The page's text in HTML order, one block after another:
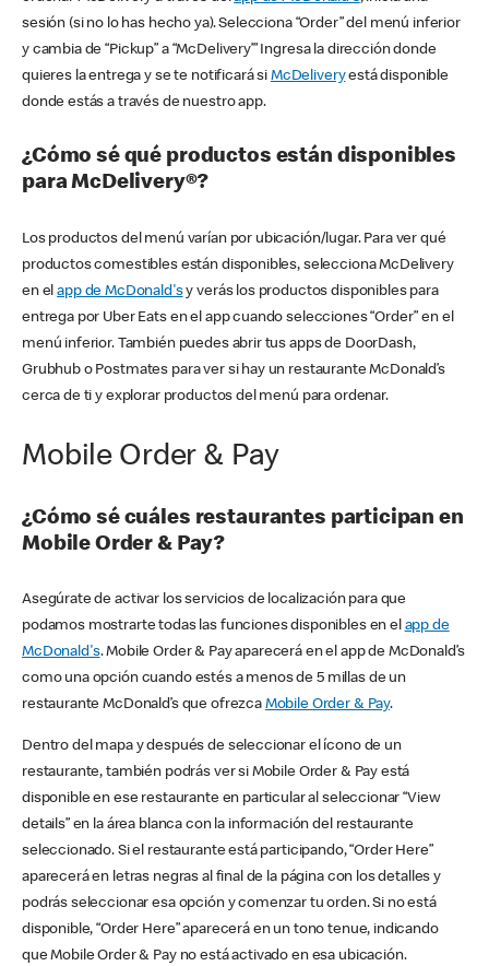
sesión (si no lo has hecho ya). Selecciona “Order” del menú inferior
y cambia de “Pickup” a “McDelivery’” Ingresa la dirección donde
quieres la entrega y se te notificará si McDeliveryestá disponible
donde estás a través de nuestro app.
¿Cómo sé qué productos están disponibles
para McDelivery®?
Los productos del menú varían por ubicación/lugar. Para ver qué
productos comestibles están disponibles, selecciona McDelivery
en elapp de McDonald'sy verás los productos disponibles para
entrega por Uber Eats en el app cuando selecciones “Order” en el
menú inferior. También puedes abrir tus apps de DoorDash,
Grubhub o Postmates para ver si hay un restaurante McDonald’s
cerca de ti y explorar productos del menú para ordenar.
Mobile Order & Pay
¿Cómo sé cuáles restaurantes participan en
Mobile Order & Pay?
Asegúrate de activar los servicios de localización para que
podamos mostrarte todas las funciones disponibles en el app de
McDonald's. Mobile Order & Pay aparecerá en el app de McDonald’s
como una opción cuando estés a menos de 5 millas de un
restaurante McDonald’s que ofrezca Mobile Order & Pay.
Dentro del mapa y después de seleccionar el ícono de un
restaurante, también podrás ver si Mobile Order & Pay está
disponible en ese restaurante en particular al seleccionar “View
details” en la área blanca con la información del restaurante
seleccionado. Si el restaurante está participando, “Order Here”
aparecerá en letras negras al final de la página con los detalles y
podrás seleccionar esa opción y comenzar tu orden. Si no está
disponible, “Order Here” aparecerá en un tono tenue, indicando
que Mobile Order & Pay no está activado en esa ubicación.